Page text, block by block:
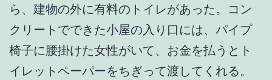
ら、建物の外に有料のトイレがあった。コン
クリートでできた小屋の入り口には、パイプ
椅子に腰掛けた女性がいて、お金を払うとト
イレットペーパーをちぎって渡してくれる。